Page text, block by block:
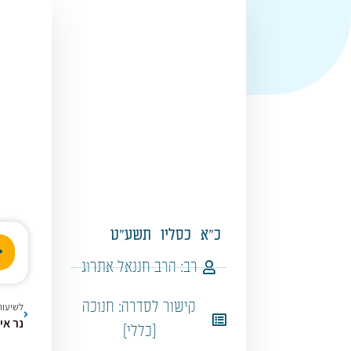
כ"א כסליו
תשע"ט
רב: הרב חננאל אתרוג
קישור לסדרה: חנוכה
[כללי]
נגן
נר